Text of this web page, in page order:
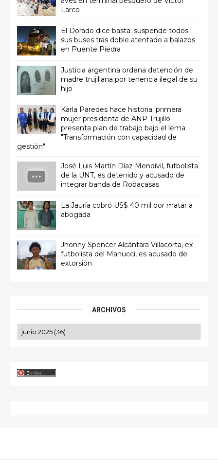
Larco
El Dorado dice basta: suspende todos
sus buses tras doble atentado a balazos
en Puente Piedra
Justicia argentina ordena detención de
madre trujillana por tenencia ilegal de su
hijo
Karla Paredes hace historia: primera
mujer presidenta de ANP Trujillo
presenta plan de trabajo bajo el lema
"Transformación con capacidad de
gestión"
José Luis Martín Díaz Mendívil, futbolista
de la UNT, es detenido y acusado de
integrar banda de Robacasas
La Jauría cobró US$ 40 mil por matar a
abogada
Jhonny Spencer Alcántara Villacorta, ex
futbolista del Manucci, es acusado de
extorsión
ARCHIVOS